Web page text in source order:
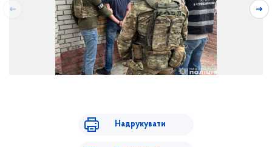
Надрукувати